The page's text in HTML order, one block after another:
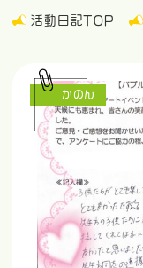
活動日記TOP
かのん